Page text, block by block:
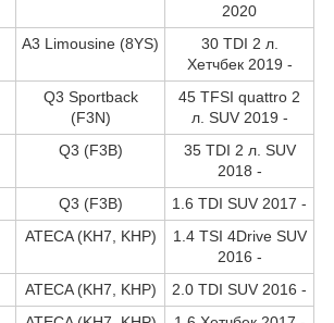
2020
A3 Limousine (8YS)
30 TDI 2 л.
Хетчбек 2019 -
Q3 Sportback
(F3N)
45 TFSI quattro 2
л. SUV 2019 -
Q3 (F3B)
35 TDI 2 л. SUV
2018 -
Q3 (F3B)
1.6 TDI SUV 2017 -
ATECA (KH7, KHP)
1.4 TSI 4Drive SUV
2016 -
ATECA (KH7, KHP)
2.0 TDI SUV 2016 -